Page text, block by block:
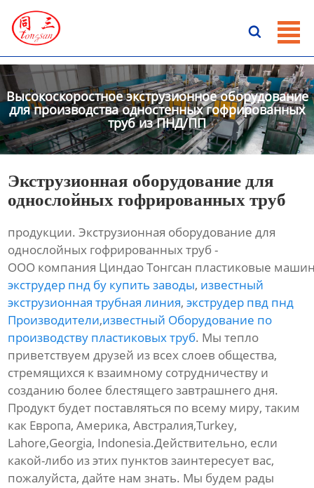

ГЛАВНАЯ
НОВОСТИ
О HАС
Высокоскоростное экструзионное оборудование
для производства одностенных гофрированных
труб из ПНД/ПП
Экструзионная оборудование для
однослойных гофрированных труб
продукции. Экструзионная оборудование для
однослойных гофрированных труб -
ООО компания Циндао Тонгсан пластиковые
экструдер пнд бу купить заводы, известный
экструзионная трубная линия,экструдер пвд пнд
Производители,известный Оборудование по
производству пластиковых труб. Мы тепло
приветствуем друзей из всех слоев общества,
стремящихся к взаимному сотрудничеству и
созданию более блестящего завтрашнего дня.
Продукт будет поставляться по всему миру, таким
как Европа, Америка, Австралия,Turkey,
Lahore,Georgia, Indonesia.Действительно, если
какой-либо из этих пунктов заинтересует вас,
пожалуйста, дайте нам знать. Мы будем рады